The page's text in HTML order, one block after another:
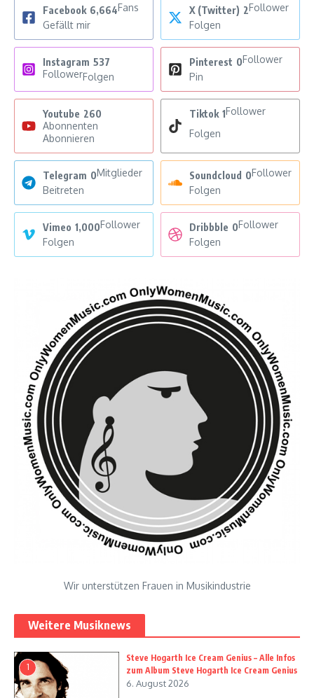
Facebook 6,664Fans
Gefällt mir
X (Twitter) 2Follower
Folgen
Instagram 537
FollowerFolgen
Pinterest 0Follower
Pin
Youtube 260
Abonnenten
Abonnieren
Tiktok 1Follower
Folgen
Telegram 0Mitglieder
Beitreten
Soundcloud 0Follower
Folgen
Vimeo 1,000Follower
Folgen
Dribbble 0Follower
Folgen
Wir unterstützen Frauen in Musikindustrie
Weitere Musiknews
1
Steve Hogarth Ice Cream Genius – Alle Infos
zum Album Steve Hogarth Ice Cream Genius
6. August 2026